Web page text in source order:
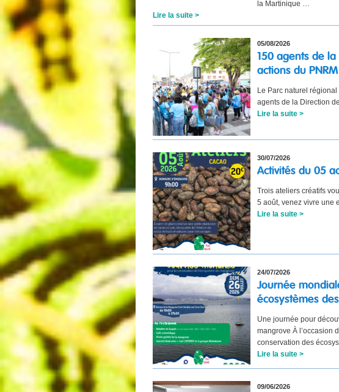
la Martinique …
Lire la suite >
05/08/2026
150 agents de
actions du PNRM
Le Parc naturel
agents de la Direction
Lire la suite >
30/07/2026
Activités du 05
Trois ateliers créatifs
5 août, venez vivre une
Lire la suite >
24/07/2026
Journée
écosystèmes
Une journée pour
mangrove À l’occasion
conservation des
Lire la suite >
09/06/2026